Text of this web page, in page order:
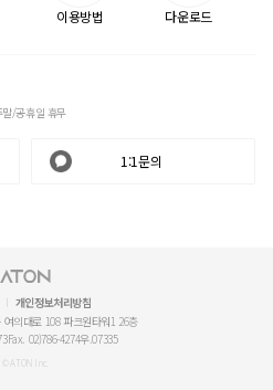
이용방법 다운로드
말/공휴일 휴무
1:1문의
개인정보처리방침
의대로 108 파크원타워1 26층
Fax. 02)786-4274우.07335
© ATON Inc.